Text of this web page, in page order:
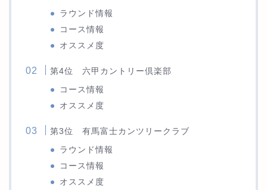
ラウンド情報
コース情報
オススメ度
第4位 六甲カントリー倶楽部
コース情報
オススメ度
第3位 有馬富士カンツリークラブ
ラウンド情報
コース情報
オススメ度